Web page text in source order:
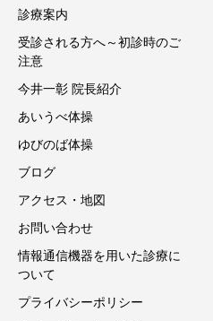
診療案内
受診される方へ～初診時のご
注意
今井一彰 院長紹介
あいうべ体操
ゆびのば体操
ブログ
アクセス・地図
お問い合わせ
情報通信機器を用いた診療に
ついて
プライバシーポリシー